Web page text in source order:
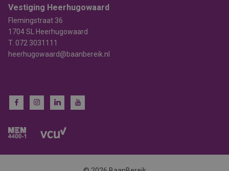
Vestiging Heerhugowaard
Flemingstraat 36
1704 SL Heerhugowaard
T. 072 3031111
heerhugowaard@baanbereik.nl